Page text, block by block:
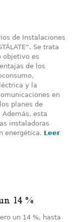
de Instalaciones
Se trata
objetivo es
de los
y la
en
planes de
esta
instaladoras
energética. Leer
14 %
un 14 %, hasta